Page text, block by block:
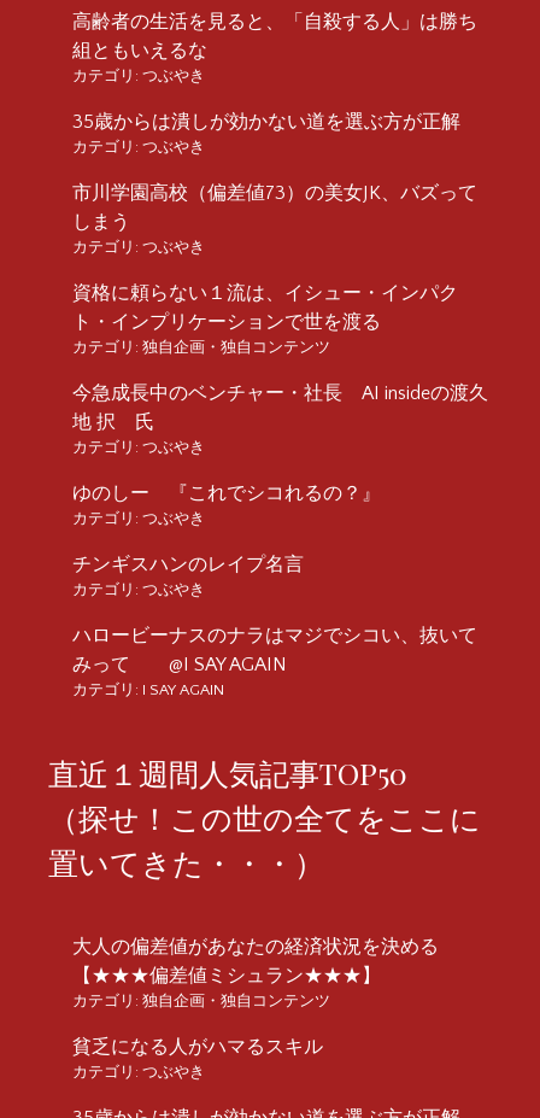
高齢者の生活を見ると、「自殺する人」は勝ち
組ともいえるな
カテゴリ: つぶやき
35歳からは潰しが効かない道を選ぶ方が正解
カテゴリ: つぶやき
市川学園高校（偏差値73）の美女JK、バズって
しまう
カテゴリ: つぶやき
資格に頼らない１流は、イシュー・インパク
ト・インプリケーションで世を渡る
カテゴリ: 独自企画・独自コンテンツ
今急成長中のベンチャー・社長 AI insideの渡久
地 択 氏
カテゴリ: つぶやき
ゆのしー 『これでシコれるの？』
カテゴリ: つぶやき
チンギスハンのレイプ名言
カテゴリ: つぶやき
ハロービーナスのナラはマジでシコい、抜いて
みって @I SAY AGAIN
カテゴリ: I SAY AGAIN
直近１週間人気記事TOP50
（探せ！この世の全てをここに
置いてきた・・・）
大人の偏差値があなたの経済状況を決める
【★★★偏差値ミシュラン★★★】
カテゴリ: 独自企画・独自コンテンツ
貧乏になる人がハマるスキル
カテゴリ: つぶやき